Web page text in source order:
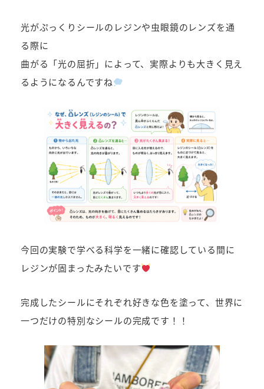
光がぷっくりシールのレジンや虫眼鏡のレンズを通
る際に
曲がる「光の屈折」によって、実際よりも大きく見え
るようになるんですね
今回の実験で学べる科学を一緒に確認している間に
レジンが固まったみたいです
完成したシールにそれぞれ好きな色を塗って、世界に
一つだけの特別なシールの完成です！！